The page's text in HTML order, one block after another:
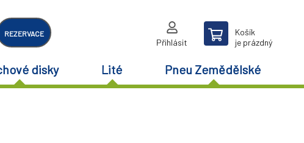
REZERVACE
Přihlásit
Košík
je prázdný
disky Lité Pneu Zemědělské